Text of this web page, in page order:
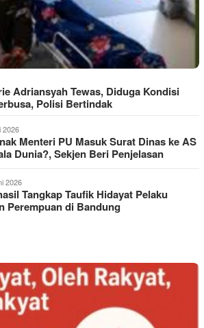
Adriansyah Tewas, Diduga Kondisi
Polisi Bertindak
2026
Menteri PU Masuk Surat Dinas ke AS
Dunia?, Sekjen Beri Penjelasan
2026
Tangkap Taufik Hidayat Pelaku
Perempuan di Bandung